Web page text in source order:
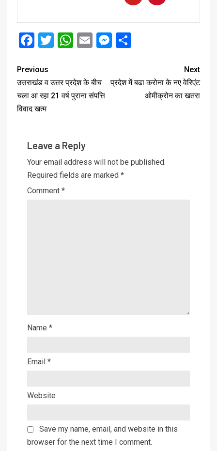
Facebook
Twitter
WhatsApp
EmailMessenger
Previous
उत्तराखंड व उत्तर प्रदेश के बीच
चला आ रहा 21 वर्ष पुराना संपत्ति
विवाद खत्म
Next
प्रदेश में बढा करोना के नए वेरिएंट
ओमीक्रोन का खतरा
Leave a Reply
Your email address will not be published.
Required fields are marked *
Comment *
Name *
Email *
Website
Save my name, email, and website in this
browser for the next time I comment.